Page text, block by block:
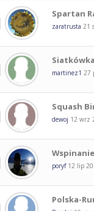
Spartan
zaratrusta 21
martinez1 27
Squash
dewoj 12 wrz
Wspinanie
poryf 12 lip
Polska-